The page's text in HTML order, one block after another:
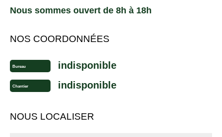
Nous sommes ouvert de 8h à 18h
NOS COORDONNÉES
Bureau indisponible
Chantier indisponible
NOUS LOCALISER